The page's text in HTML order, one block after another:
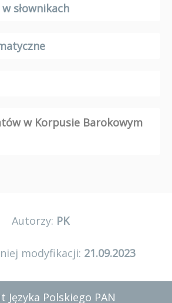
słownikach
w Korpusie Barokowym
Autorzy: PK
modyfikacji: 21.09.2023
Języka Polskiego PAN